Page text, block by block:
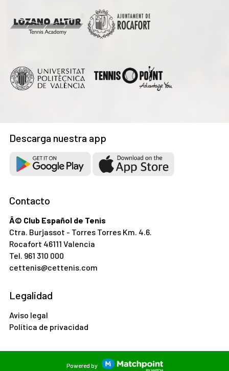
Descarga nuestra app
Contacto
Â© Club Español de Tenis
Ctra. Burjassot - Torres Torres Km. 4.6.
Rocafort 46111 Valencia
Tel. 961 310 000
cettenis@cettenis.com
Legalidad
Aviso legal
Política de privacidad
Powered by